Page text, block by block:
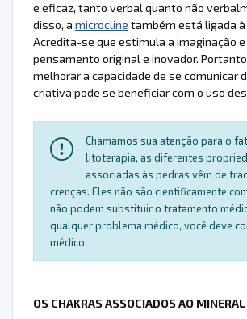
e eficaz, tanto verbal quanto não
disso, a microcline também está ligada
Acredita-se que estimula a imaginação
pensamento original e inovador.
melhorar a capacidade de se comunicar
criativa pode se beneficiar com o uso
Chamamos sua atenção para o
litoterapia, as diferentes
associadas às pedras vêm de
crenças. Eles não são cientificamente
não podem substituir o tratamento
qualquer problema médico, você deve
médico.
OS CHAKRAS ASSOCIADOS AO